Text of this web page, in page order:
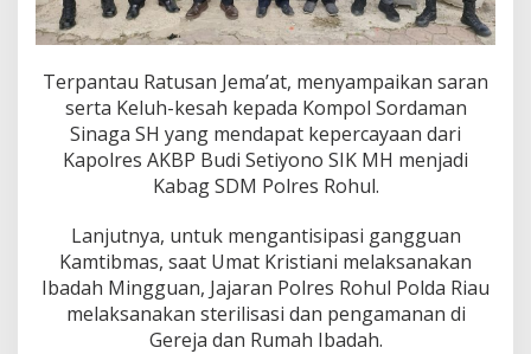
e
r
e
a
H
K
B
Terpantau Ratusan Jema’at, menyampaikan saran
serta Keluh-kesah kepada Kompol Sordaman
Sinaga SH yang mendapat kepercayaan dari
Kapolres AKBP Budi Setiyono SIK MH menjadi
Kabag SDM Polres Rohul.
Lanjutnya, untuk mengantisipasi gangguan
Kamtibmas, saat Umat Kristiani melaksanakan
Ibadah Mingguan, Jajaran Polres Rohul Polda Riau
melaksanakan sterilisasi dan pengamanan di
Gereja dan Rumah Ibadah.